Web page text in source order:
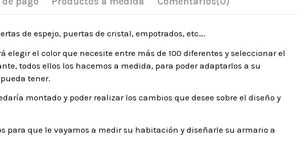
de espejo, puertas de cristal, empotrados, etc….
el color que necesite entre más de 100 diferentes y seleccionar el
todos ellos los hacemos a medida, para poder adaptarlos a su
tener.
montado y poder realizar los cambios que desee sobre el diseño y
para que le vayamos a medir su habitación y diseñarle su armario a